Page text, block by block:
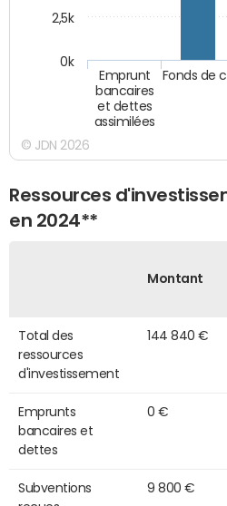
Emprunt
bancaires
et dettes
assimilées
Fonds de
0k
2,5k
© JDN 2026
Ressources
en 2024**
Montant
Total des
ressources
d'investissement
144 840 €
Emprunts
bancaires et
dettes
0 €
Subventions
9 800 €